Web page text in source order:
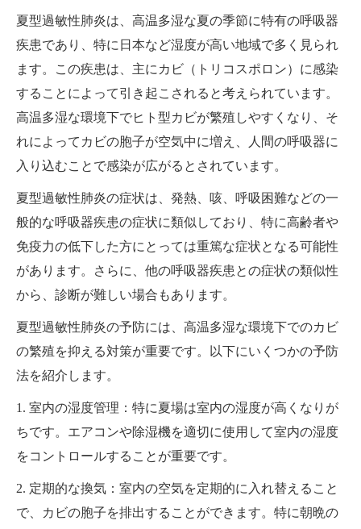
夏型過敏性肺炎は、高温多湿な夏の季節に特有の呼吸器
疾患であり、特に日本など湿度が高い地域で多く見られ
ます。この疾患は、主にカビ（トリコスポロン）に感染
することによって引き起こされると考えられています。
高温多湿な環境下でヒト型カビが繁殖しやすくなり、そ
れによってカビの胞子が空気中に増え、人間の呼吸器に
入り込むことで感染が広がるとされています。
夏型過敏性肺炎の症状は、発熱、咳、呼吸困難などの一
般的な呼吸器疾患の症状に類似しており、特に高齢者や
免疫力の低下した方にとっては重篤な症状となる可能性
があります。さらに、他の呼吸器疾患との症状の類似性
から、診断が難しい場合もあります。
夏型過敏性肺炎の予防には、高温多湿な環境下でのカビ
の繁殖を抑える対策が重要です。以下にいくつかの予防
法を紹介します。
1. 室内の湿度管理：特に夏場は室内の湿度が高くなりが
ちです。エアコンや除湿機を適切に使用して室内の湿度
をコントロールすることが重要です。
2. 定期的な換気：室内の空気を定期的に入れ替えること
で、カビの胞子を排出することができます。特に朝晩の